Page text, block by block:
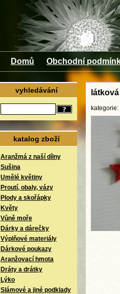
Domů Obchodní
vyhledávání
katalog zboží
Aranžmá z naší dílny
Sušina
Umělé květiny
Proutí, obaly, vázy
Plody a skořápky
Květy
Vůně moře
Dárky a dárečky
Výplňové materiály
Dárkové poukazy
Aranžovací hmota
Dráty a drátky
Lýko
Slámové a jiné podklady
kategorie: